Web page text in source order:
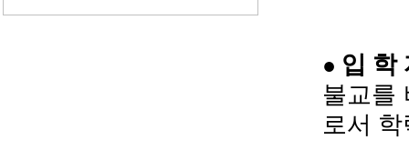
● 입 학
불교를
로서